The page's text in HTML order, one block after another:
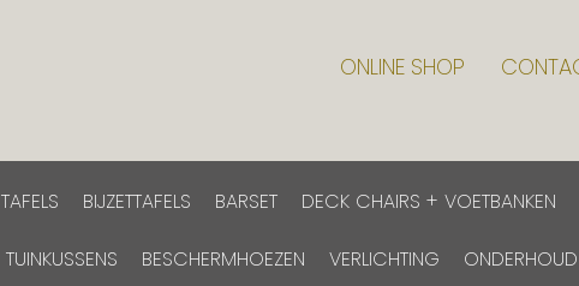
ONLINE SHOP
TAFELS BIJZETTAFELS BARSET DECK CHAIRS + VOETBANKEN
TUINKUSSENS BESCHERMHOEZEN VERLICHTING ONDERHOUD